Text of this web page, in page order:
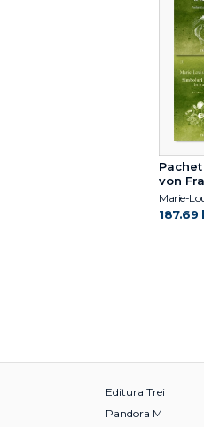
von
Marie-
187.69
Editura Trei
Pandora M